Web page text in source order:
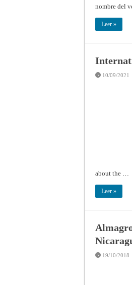
nombre del
Leer »
10/09/2021
about the …
Leer »
19/10/2018